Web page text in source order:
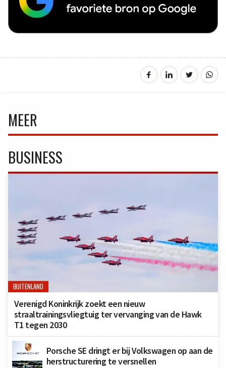
MEER
BUSINESS
BUITENLAND
Verenigd Koninkrijk zoekt een nieuw
straaltrainingsvliegtuig ter vervanging van de Hawk
T1 tegen 2030
Porsche SE dringt er bij Volkswagen op aan de
herstructurering te versnellen